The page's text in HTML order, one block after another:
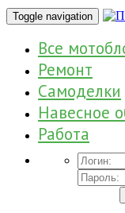
Toggle navigation
Все
Ремонт
Самоделки
Навесное
Работа